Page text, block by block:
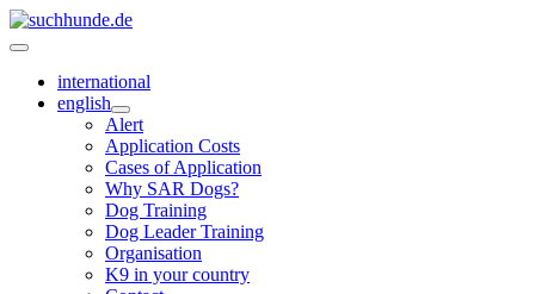
international
english
Alert
Application Costs
Cases of Application
Why SAR Dogs?
Dog Training
Dog Leader Training
Organisation
K9 in your country